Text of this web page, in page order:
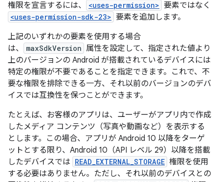
権限を宣言するには、
<uses-permission> 要素ではなく
<uses-permission-sdk-23> 要素を追加します。
上記のいずれかの要素を使用する場合
は、
maxSdkVersion 属性を設定して、指定された値より
上のバージョンの Android が搭載されているデバイスには
特定の権限が不要であることを指定できます。これで、不
要な権限を排除できる一方、それ以前のバージョンのデバ
イスでは互換性を保つことができます。
たとえば、お客様のアプリは、ユーザーがアプリ内で作成
したメディア コンテンツ（写真や動画など）を表示する
とします。この場合、アプリが Android 10 以降をターゲ
ットとする限り、Android 10（API レベル 29）以降を搭載
したデバイスでは READ_EXTERNAL_STORAGE 権限を使用
する必要はありません。ただし、それ以前のデバイスとの